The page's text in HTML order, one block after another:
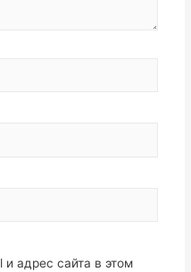
адрес сайта в этом